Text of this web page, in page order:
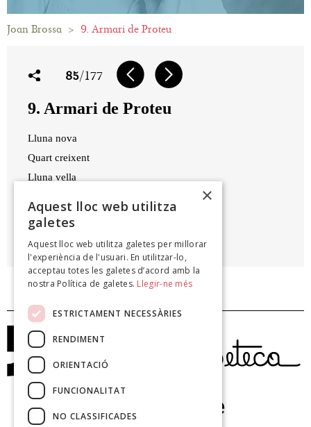
Joan Brossa > 9. Armari de Proteu
85/177
9. Armari de Proteu
Lluna nova
Quart creixent
Lluna vella
Petit festival, 1965
×
Aquest lloc web utilitza
galetes
Aquest lloc web utilitza galetes per millorar
l'experiència de l'usuari. En utilitzar-lo,
acceptau totes les galetes d’acord amb la
nostra Política de galetes. Llegir-ne més
ESTRICTAMENT NECESSÀRIES
RENDIMENT
ORIENTACIÓ
FUNCIONALITAT
NO CLASSIFICADES